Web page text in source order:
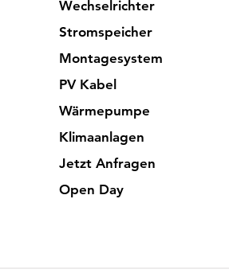
Wechselrichter
Stromspeicher
Montagesystem
PV Kabel
Wärmepumpe
Klimaanlagen
Jetzt Anfragen
Open Day